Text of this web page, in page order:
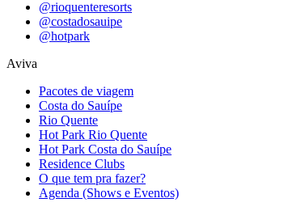
@rioquenteresorts
@costadosauipe
@hotpark
Aviva
Pacotes de viagem
Costa do Sauípe
Rio Quente
Hot Park Rio Quente
Hot Park Costa do Sauípe
Residence Clubs
O que tem pra fazer?
Agenda (Shows e Eventos)